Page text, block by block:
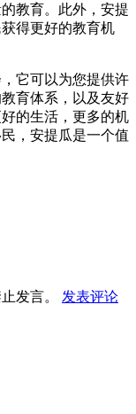
教育。此外，安提
得更好的教育机
它可以为您提供许
育体系，以及友好
的生活，更多的机
，安提瓜是一个值
发言。
发表评论